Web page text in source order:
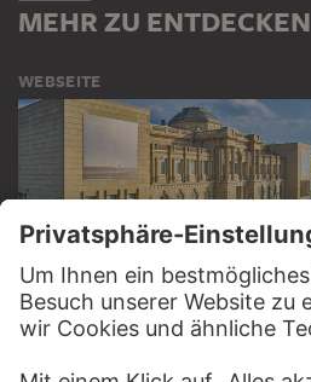
MEHR ZU ENTDECKEN
WEBSEITE
BESUCHEN SIE DAS
STÄDEL MUSEUM